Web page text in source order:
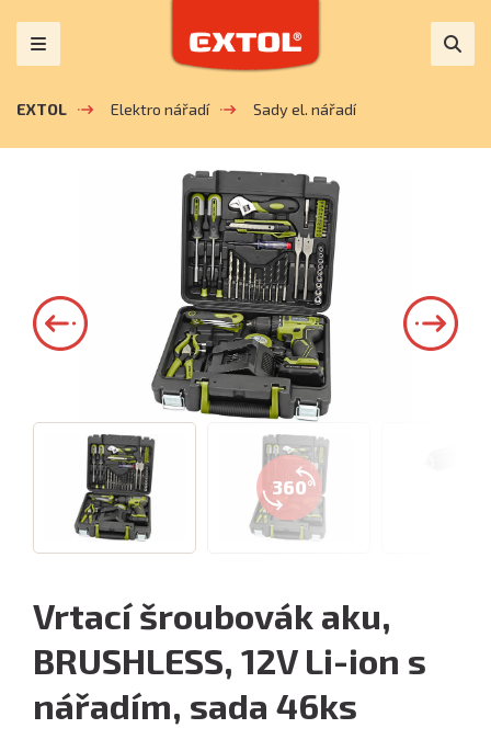
EXTOL Elektro nářadí Sady el. nářadí
360°
Vrtací šroubovák aku,
BRUSHLESS, 12V Li-ion s
nářadím, sada 46ks